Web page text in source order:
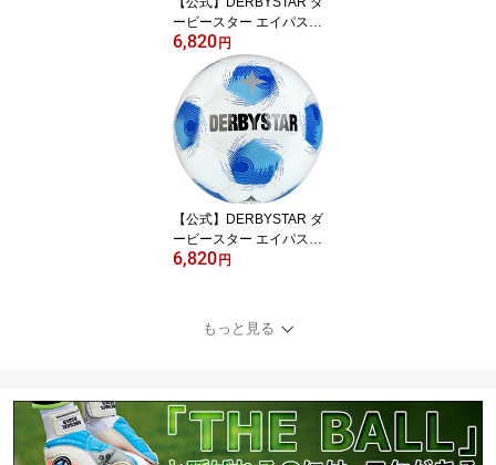
ービースター エイパス T
T V25 5号球 FIFA BASIC
検定球 イエロー APUS T
T サッカーボール サッカ
ー ボール ジュニアユー
ス ユース 中学生 高校生
社会人 手縫い キック 練
習 育成球 5号
6,820円
【公式】DERBYSTAR ダ
ービースター エイパス T
T V25 5号球 ブルー FIFA
ボール ジュニアユース
ユース 中学生 高校生 社
6,820円
もっと見る